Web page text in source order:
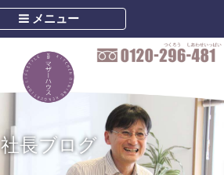
メニュー
社長ブログ